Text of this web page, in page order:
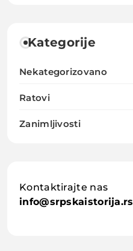
Kategorije
Nekategorizovano
Ratovi
Zanimljivosti
Kontaktirajte nas
info@srpskaistorija.rs